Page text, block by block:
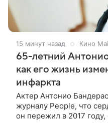
15 минут назад Кино
65-летний
как его жизнь
инфаркта
Актер Антонио
журналу People, что
он пережил в 2017